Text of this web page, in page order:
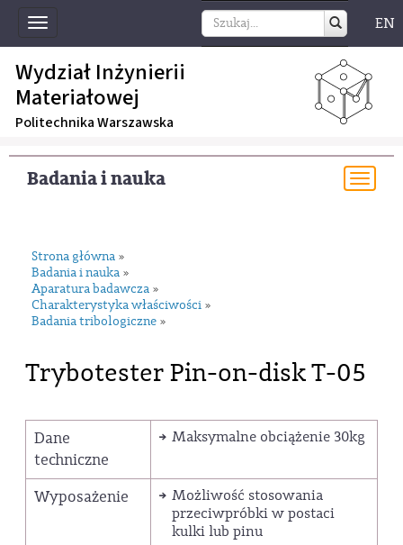
Toggle
navigation
EN
Wydział Inżynierii
Materiałowej
Politechnika Warszawska
Badania i nauka
Strona główna »
Badania i nauka »
Aparatura badawcza »
Charakterystyka właściwości »
Badania tribologiczne »
Trybotester Pin-on-disk T-05
Dane
techniczne
Maksymalne obciążenie 30kg
Wyposażenie
Możliwość stosowania
przeciwpróbki w postaci
kulki lub pinu